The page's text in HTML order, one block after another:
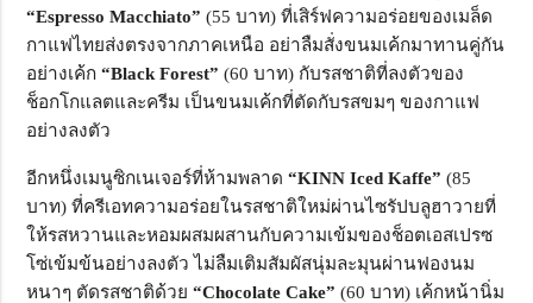
“Espresso Macchiato” (55 บาท) ที่เสิร์ฟความอร่อยของเมล็ด
กาแฟไทยส่งตรงจากภาคเหนือ อย่าลืมสั่งขนมเค้กมาทานคู่กัน
อย่างเค้ก“Black Forest” (60 บาท) กับรสชาติที่ลงตัวของ
ช็อกโกแลตและครีม เป็นขนมเค้กที่ตัดกับรสขมๆ ของกาแฟ
อย่างลงตัว
อีกหนึ่งเมนูซิกเนเจอร์ที่ห้ามพลาด“KINN Iced Kaffe” (85
บาท) ที่ครีเอทความอร่อยในรสชาติใหม่ผ่านไซรัปบลูฮาวายที่
ให้รสหวานและหอมผสมผสานกับความเข้มของช็อตเอสเปรซ
โซ่เข้มข้นอย่างลงตัว ไม่ลืมเติมสัมผัสนุ่มละมุนผ่านฟองนม
หนาๆ ตัดรสชาติด้วย“Chocolate Cake” (60 บาท) เค้กหน้านิ่ม